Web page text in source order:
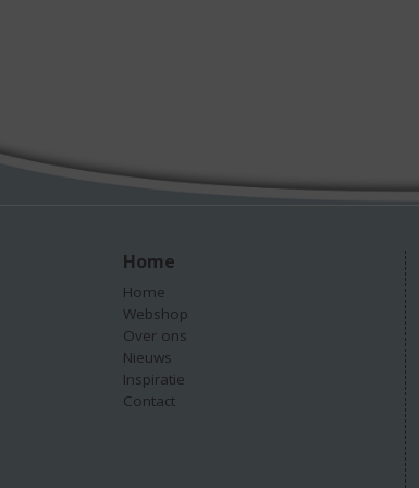
Home
Home
Webshop
Over ons
Nieuws
Inspiratie
Contact